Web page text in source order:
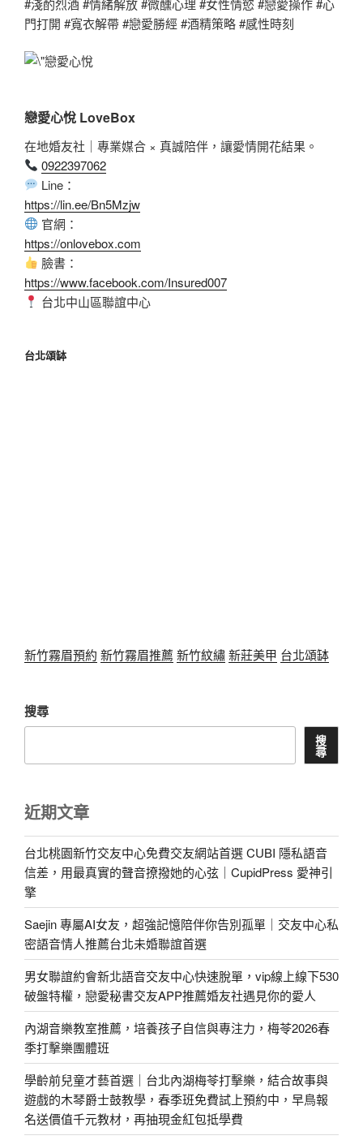
#淺酌烈酒 #情緒解放 #微醺心理 #女性情慾 #戀愛操作 #心
門打開 #寬衣解帶 #戀愛勝經 #酒精策略 #感性時刻
戀愛心悅 LoveBox
在地婚友社｜專業媒合 × 真誠陪伴，讓愛情開花結果。
0922397062
Line：
https://lin.ee/Bn5Mzjw
官網：
https://onlovebox.com
臉書：
https://www.facebook.com/Insured007
台北中山區聯誼中心
台北頌缽
新竹霧眉預約 新竹霧眉推薦 新竹紋繡新莊美甲 台北頌缽
搜尋
搜
尋
近期文章
台北桃園新竹交友中心免費交友網站首選 CUBI 隱私語音
信差，用最真實的聲音撩撥她的心弦｜CupidPress 愛神引
擎
Saejin 專屬AI女友，超強記憶陪伴你告別孤單｜交友中心私
密語音情人推薦台北未婚聯誼首選
男女聯誼約會新北語音交友中心快速脫單，vip線上線下530
破盤特權，戀愛秘書交友APP推薦婚友社遇見你的愛人
內湖音樂教室推薦，培養孩子自信與專注力，梅苓2026春
季打擊樂團體班
學齡前兒童才藝首選｜台北內湖梅苓打擊樂，結合故事與
遊戲的木琴爵士鼓教學，春季班免費試上預約中，早鳥報
名送價值千元教材，再抽現金紅包抵學費